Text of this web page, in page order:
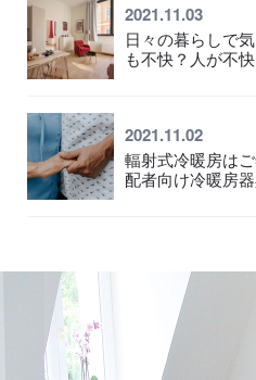
2021.11.03
日々の暮らしで
も不快？人が不
2021.11.02
輻射式冷暖房は
配者向け冷暖房